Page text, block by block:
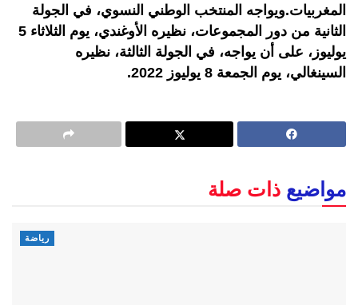
المغربيات.ويواجه المنتخب الوطني النسوي، في الجولة
الثانية من دور المجموعات، نظيره الأوغندي، يوم الثلاثاء 5
يوليوز، على أن يواجه، في الجولة الثالثة، نظيره
السينغالي، يوم الجمعة 8 يوليوز 2022.
مواضيع ذات صلة
رياضة